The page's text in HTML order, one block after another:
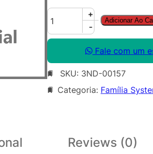
S
s
t
r
S
+
-
Adicionar Ao
Fale com um
SKU: 3ND-00157
Categoria: Família
Reviews (0)